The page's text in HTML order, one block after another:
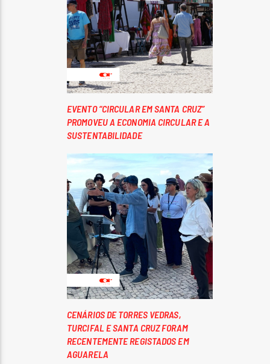
EVENTO “CIRCULAR EM SANTA CRUZ”
PROMOVEU A ECONOMIA CIRCULAR E A
SUSTENTABILIDADE
CENÁRIOS DE TORRES VEDRAS,
TURCIFAL E SANTA CRUZ FORAM
RECENTEMENTE REGISTADOS EM
AGUARELA